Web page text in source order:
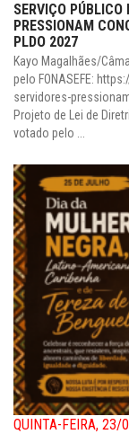
SERVIÇO PÚBLICO
PRESSIONAM
PLDO 2027
Kayo Magalhães/
pelo FONASEFE:
servidores-
Projeto de Lei de
votado pelo ...
QUINTA-FEIRA, 23/